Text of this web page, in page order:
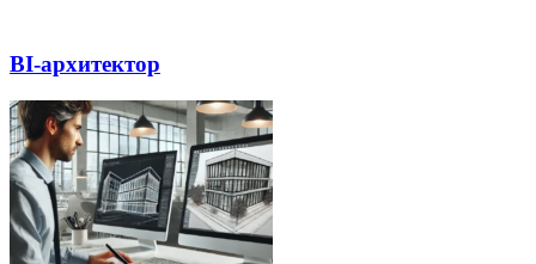
BI-архитектор